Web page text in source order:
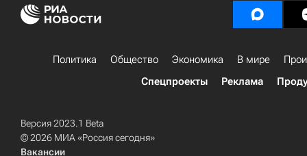
Политика Общество Экономика В мире
Спецпроекты
Реклама
Версия 2023.1 Beta
© 2026 МИА «Россия сегодня»
Вакансии